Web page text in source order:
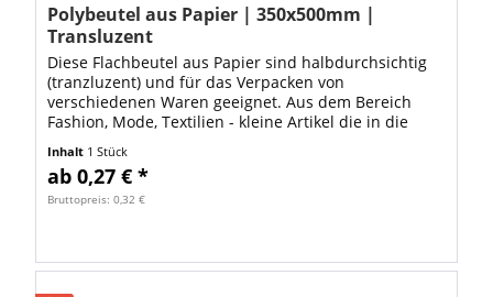
Polybeutel aus Papier | 350x500mm |
Transluzent
Diese Flachbeutel aus Papier sind halbdurchsichtig
(tranzluzent) und für das Verpacken von
verschiedenen Waren geeignet. Aus dem Bereich
Fashion, Mode, Textilien - kleine Artikel die in die
Inhalt 1 Stück
ab 0,27 € *
Bruttopreis: 0,32 €